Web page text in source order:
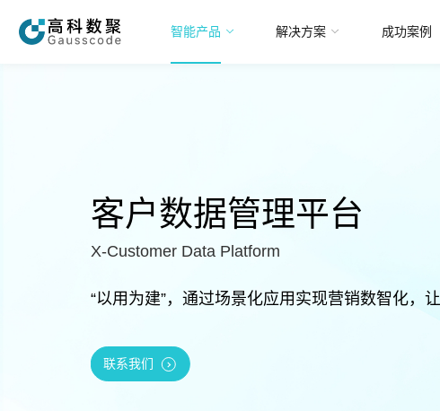
智能产品 解决方案 成功案例
客户数据管理平台
X-Customer Data Platform
“以用为建”，通过场景化应用实现营销数智化，
联系我们